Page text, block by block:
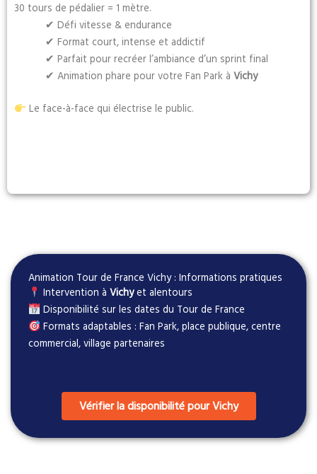
30 tours de pédalier = 1 mètre.
✔ Défi vitesse & endurance
✔ Format court, intense et addictif
✔ Parfait pour recréer l’ambiance d’un sprint final
✔ Animation phare pour votre Fan Park à Vichy
Le face-à-face qui électrise le public.
Animation Tour de France Vichy : Informations pratiques
Intervention à Vichyet alentours
Disponibilité sur les dates du Tour de France
Formats adaptables : Fan Park, place publique, centre
commercial, village partenaires
Vérifier la disponibilité pour Vichy